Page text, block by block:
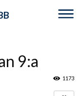
9:a
1173